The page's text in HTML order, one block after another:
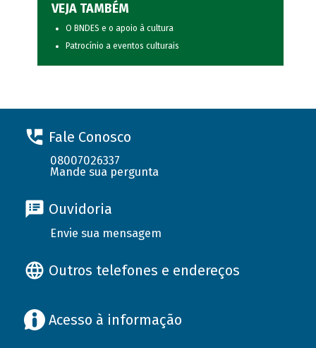
VEJA TAMBÉM
O BNDES e o apoio à cultura
Patrocínio a eventos culturais
Fale Conosco
08007026337
Mande sua pergunta
Ouvidoria
Envie sua mensagem
Outros telefones e endereços
Acesso à informação